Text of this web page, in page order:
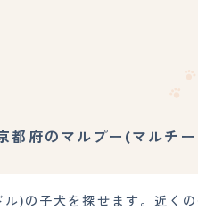
都府のマルプー(マルチ
)の子犬を探せます。近く